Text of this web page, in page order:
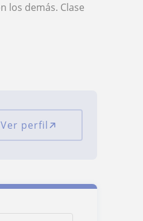
los demás. Clase
Ver perfil